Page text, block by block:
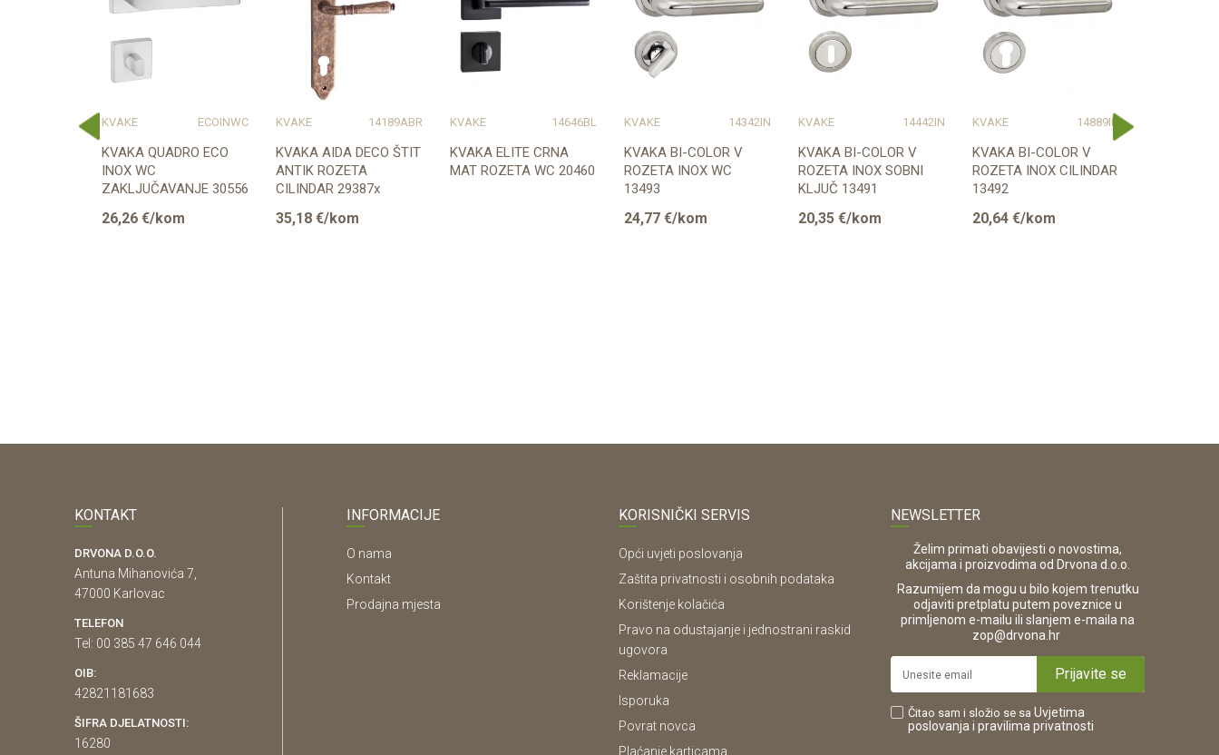
KVAKE ECOINWC
KVAKA QUADRO ECO
INOX WC
ZAKLJUČAVANJE 30556
26,26 €/kom
KVAKE 14189ABR
KVAKA AIDA DECO ŠTIT
ANTIK ROZETA
CILINDAR 29387x
35,18 €/kom
KVAKE 14646BL
KVAKA ELITE CRNA
MAT ROZETA WC 20460
KVAKE 14342IN
KVAKA BI-COLOR V
ROZETA INOX WC
13493
24,77 €/kom
KVAKE 14442IN
KVAKA BI-COLOR V
ROZETA INOX SOBNI
KLJUČ 13491
20,35 €/kom
KVAKE 14889IN
KVAKA BI-COLOR V
ROZETA INOX CILINDAR
13492
20,64 €/kom
KONTAKT
DRVONA D.O.O.
Antuna Mihanovića 7,
47000 Karlovac
TELEFON
Tel: 00 385 47 646 044
OIB:
42821181683
ŠIFRA DJELATNOSTI:
16280
INFORMACIJE
O nama
Kontakt
Prodajna mjesta
KORISNIČKI SERVIS
Opći uvjeti poslovanja
Zaštita privatnosti i osobnih podataka
Korištenje kolačića
Pravo na odustajanje i jednostrani raskid
ugovora
Reklamacije
Isporuka
Povrat novca
Plaćanje karticama
NEWSLETTER
Želim primati obavijesti o novostima,
akcijama i proizvodima od Drvona d.o.o.
Razumijem da mogu u bilo kojem trenutku
odjaviti pretplatu putem poveznice u
primljenom e-mailu ili slanjem e-maila na
zop@drvona.hr.
Prijavite se
Čitao sam i složio se sa Uvjetima
poslovanja i pravilima privatnosti